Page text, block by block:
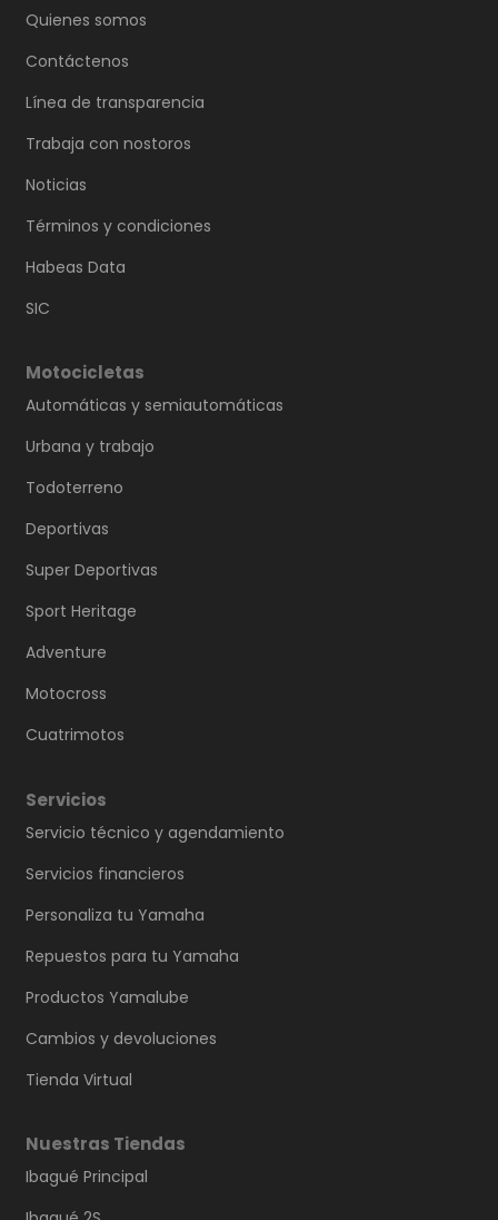
Quienes somos
Contáctenos
Línea de transparencia
Trabaja con nostoros
Noticias
Términos y condiciones
Habeas Data
SIC
Motocicletas
Automáticas y semiautomáticas
Urbana y trabajo
Todoterreno
Deportivas
Super Deportivas
Sport Heritage
Adventure
Motocross
Cuatrimotos
Servicios
Servicio técnico y agendamiento
Servicios financieros
Personaliza tu Yamaha
Repuestos para tu Yamaha
Productos Yamalube
Cambios y devoluciones
Tienda Virtual
Nuestras Tiendas
Ibagué Principal